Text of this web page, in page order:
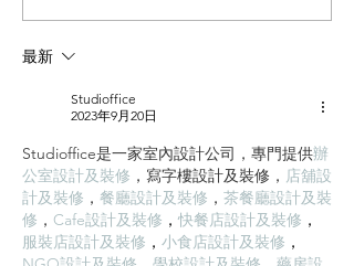
的綜合成本。 2、耐火性：耐
材料。...
最新
Studioffice
2023年9月20日
Studioffice是一家室內設計公司，專門提供辦
公室設計及裝修 ， 寫字樓設計及裝修 ， 店舖設
計及裝修 ， 餐廳設計及裝修 ， 茶餐廳設計及裝
修 ， Cafe設計及裝修 ， 快餐店設計及裝修 ，
服裝店設計及裝修 ， 小食店設計及裝修 ，